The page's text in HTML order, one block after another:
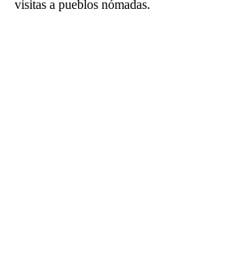
visitas a pueblos nómadas.